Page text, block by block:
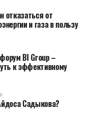
отказаться от
и газа в пользу
BI Group –
к эффективному
Садыкова?